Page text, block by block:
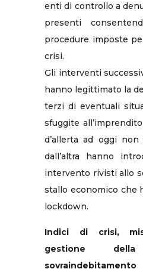
enti di controllo a
presenti
procedure imposte
crisi.
Gli interventi
hanno legittimato la
terzi di eventuali
sfuggite
d’allerta ad oggi non
dall’altra hanno
intervento rivisti allo
stallo economico che
lockdown.
Indici di crisi,
gestione